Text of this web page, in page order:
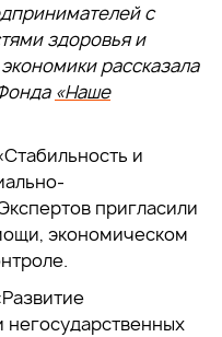
с
здоровья и
рассказала
«Наше
и
пригласили
экономическом
негосударственных